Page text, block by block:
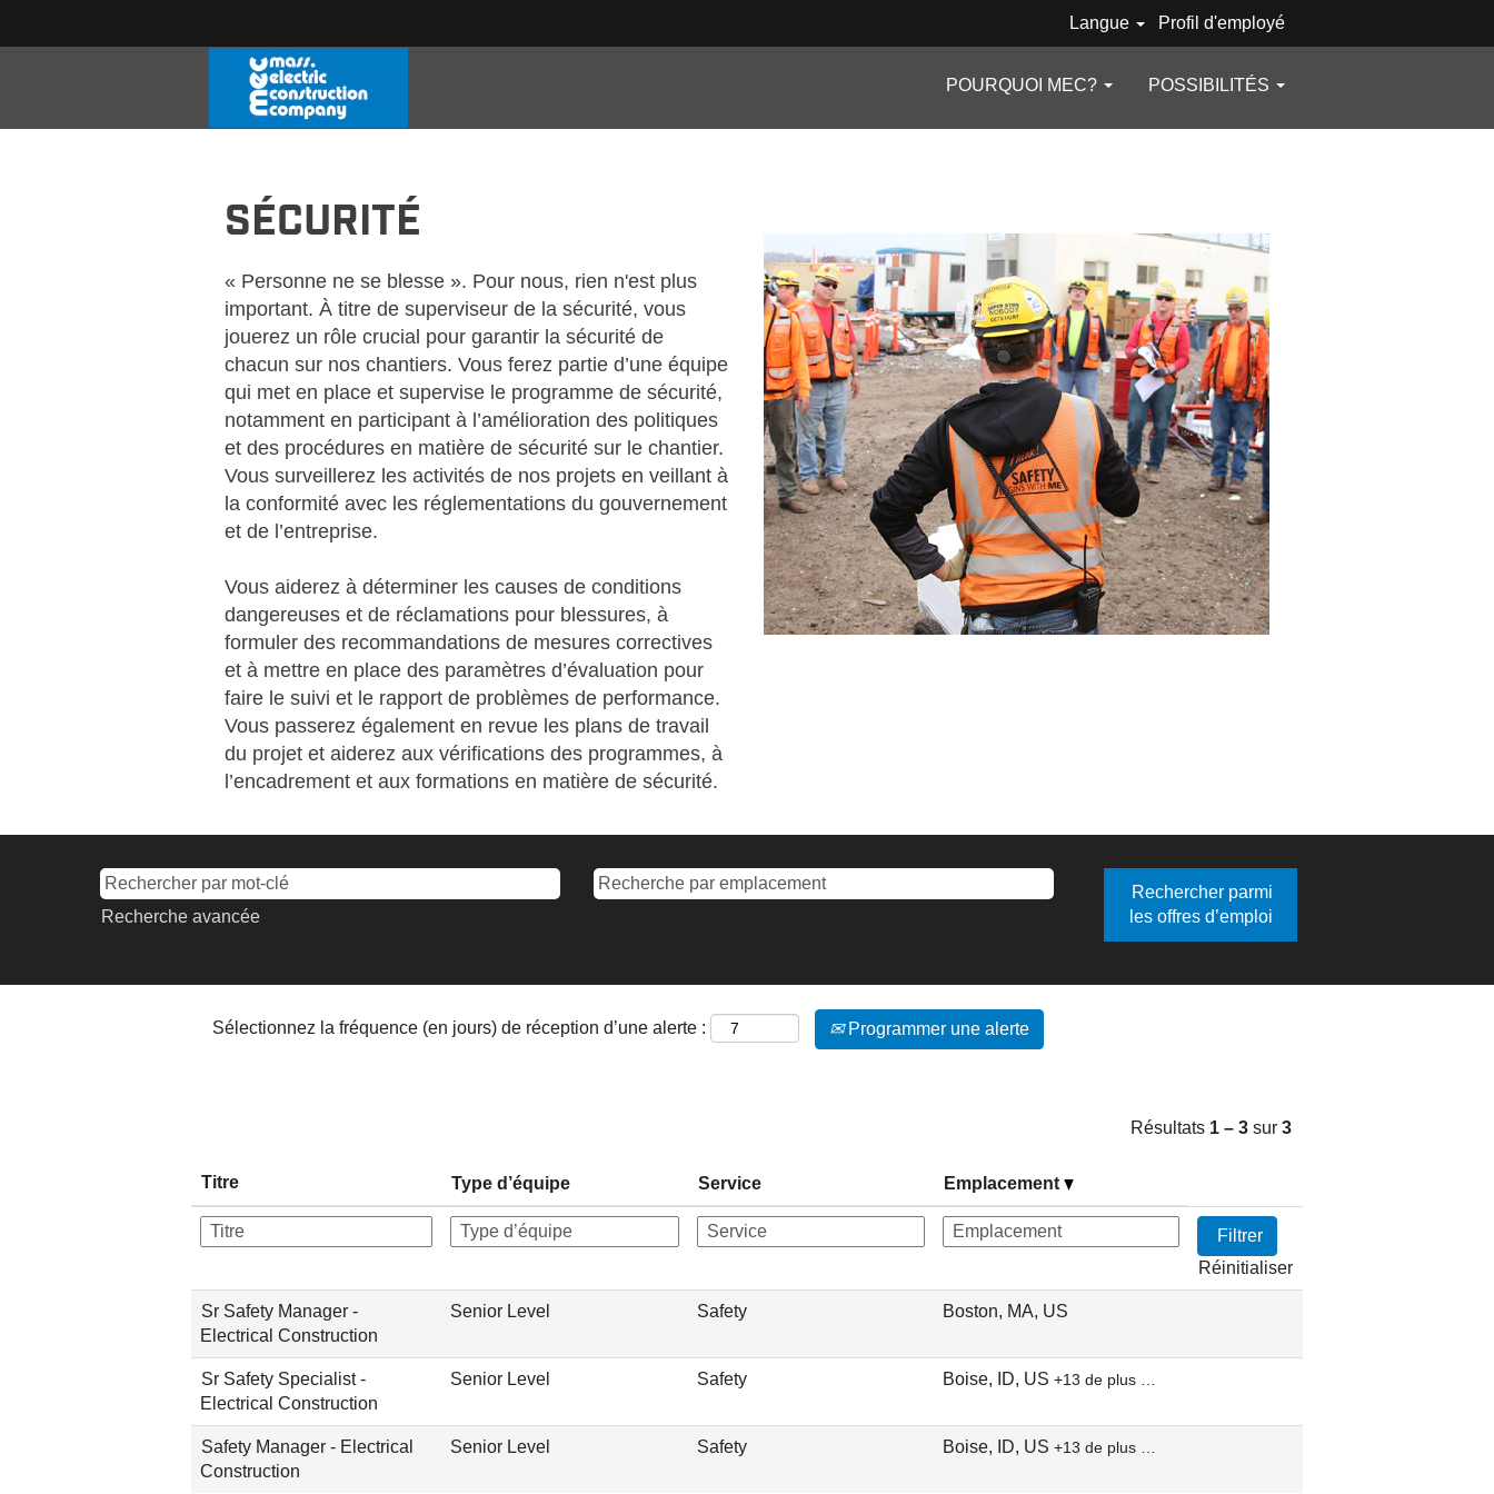
Langue Profil d'employé
POURQUOI MEC? POSSIBILITÉS
SÉCURITÉ
« Personne ne se blesse ». Pour nous, rien n'est plus
important. À titre de superviseur de la sécurité, vous
jouerez un rôle crucial pour garantir la sécurité de
chacun sur nos chantiers. Vous ferez partie d’une équipe
qui met en place et supervise le programme de sécurité,
notamment en participant à l’amélioration des politiques
et des procédures en matière de sécurité sur le chantier.
Vous surveillerez les activités de nos projets en veillant à
la conformité avec les réglementations du gouvernement
et de l’entreprise.
Vous aiderez à déterminer les causes de conditions
dangereuses et de réclamations pour blessures, à
formuler des recommandations de mesures correctives
et à mettre en place des paramètres d’évaluation pour
faire le suivi et le rapport de problèmes de performance.
Vous passerez également en revue les plans de travail
du projet et aiderez aux vérifications des programmes, à
l’encadrement et aux formations en matière de sécurité.
Recherche avancée
Sélectionnez la fréquence (en jours) de réception d’une alerte : Programmer une alerte
Résultats 1 – 3 sur 3
Titre Type d’équipe Service Emplacement
Réinitialiser
Sr Safety Manager -
Electrical Construction
Senior Level Safety Boston, MA, US
Sr Safety Specialist -
Electrical Construction
Senior Level Safety Boise, ID, US +13 de plus …
Safety Manager - Electrical
Construction
Senior Level Safety Boise, ID, US +13 de plus …